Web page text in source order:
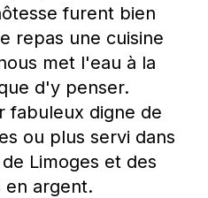
furent bien
repas une cuisine
met l'eau à la
d'y penser.
fabuleux digne de
ou plus servi dans
Limoges et des
en argent.